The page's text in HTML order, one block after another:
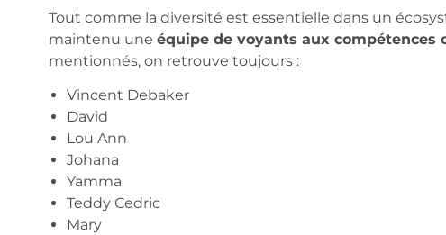
Tout comme la diversité est essentielle dans un
maintenu une équipe de voyants aux compétences
mentionnés, on retrouve toujours :
Vincent Debaker
David
Lou Ann
Johana
Yamma
Teddy Cedric
Mary